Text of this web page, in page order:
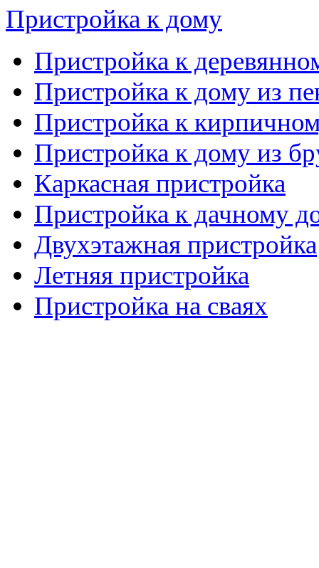
Пристройка к дому
Пристройка к
Пристройка к дому из
Пристройка к
Пристройка к дому из
Каркасная пристройка
Пристройка к дачному
Двухэтажная пристройка
Летняя пристройка
Пристройка на сваях